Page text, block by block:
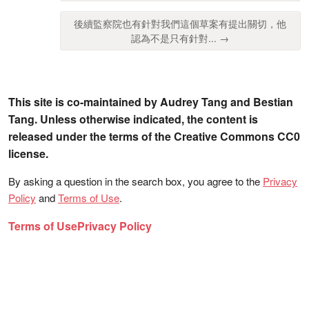
後續監察院也有針對我們這個草案有提出關切，他
認為不是只有針對... →
This site is co-maintained by Audrey Tang and Bestian
Tang. Unless otherwise indicated, the content is
released under the terms of the Creative Commons CC0
license.
By asking a question in the search box, you agree to the Privacy
Policy andTerms of Use.
Terms of UsePrivacy Policy